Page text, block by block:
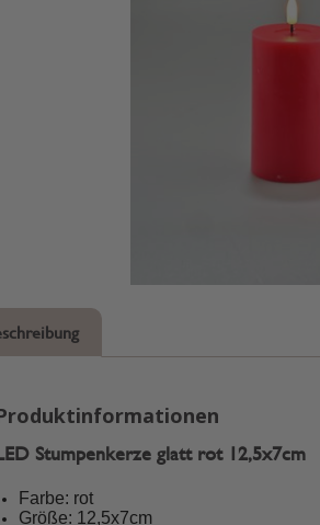
Stumpenkerze glatt rot 12,5x7cm
Farbe: rot
Größe: 12,5x7cm